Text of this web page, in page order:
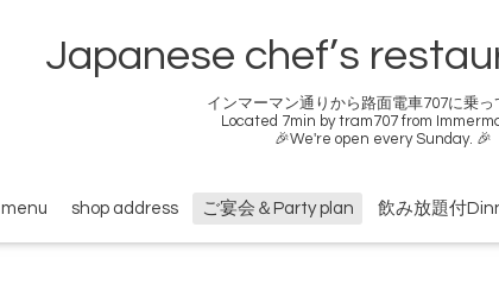
Japanese chef’s
インマーマン通りから路面電車707に乗っ
Located 7min by tram707 from
🎉We're open every Sunday. 🎉
menu shop address ご宴会＆Party plan 飲み放題付